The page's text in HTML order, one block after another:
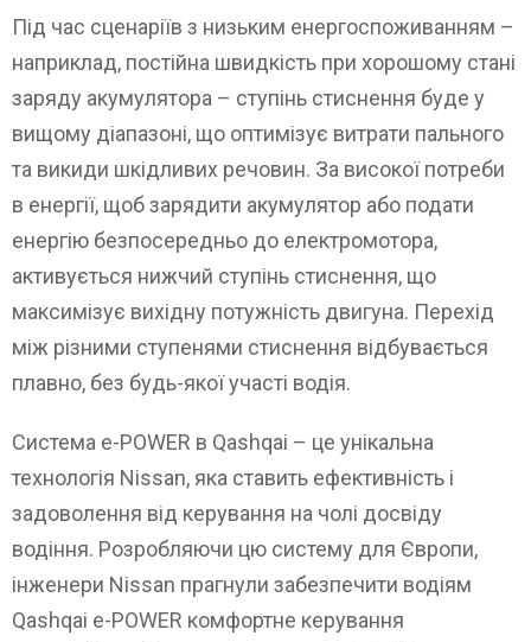
Під час сценаріїв з низьким енергоспоживанням –
наприклад, постійна швидкість при хорошому стані
заряду акумулятора – ступінь стиснення буде у
вищому діапазоні, що оптимізує витрати пального
та викиди шкідливих речовин. За високої потреби
в енергії, щоб зарядити акумулятор або подати
енергію безпосередньо до електромотора,
активується нижчий ступінь стиснення, що
максимізує вихідну потужність двигуна. Перехід
між різними ступенями стиснення відбувається
плавно, без будь-якої участі водія.
Система e-POWER в Qashqai – це унікальна
технологія Nissan, яка ставить ефективність і
задоволення від керування на чолі досвіду
водіння. Розробляючи цю систему для Європи,
інженери Nissan прагнули забезпечити водіям
Qashqai e-POWER комфортне керування